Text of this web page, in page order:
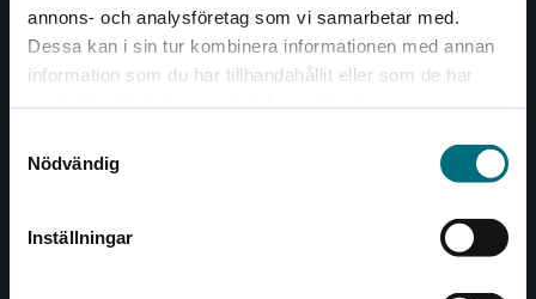
annons- och analysföretag som vi samarbetar med.
Dessa kan i sin tur kombinera informationen med annan
information som du har tillhandahållit eller som de har
Nödvändig
Inställningar
Det verkar som att du besöker
Sverige. För att kunna slutföra ett köp måste
046-31 20 00
Box 141
Besöksadress:
Åkergränden 1